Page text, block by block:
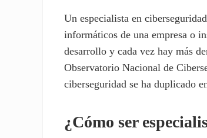
Un especialista en
informáticos de una empresa o
desarrollo y cada vez hay más
Observatorio Nacional de
ciberseguridad se ha duplicado
¿Cómo ser